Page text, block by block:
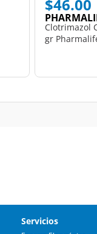
$46.00
Clotrimazol
gr
Servicios